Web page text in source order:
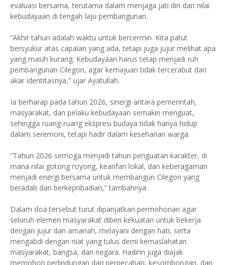
evaluasi bersama, terutama dalam menjaga jati diri dan nilai
kebudayaan di tengah laju pembangunan.
“Akhir tahun adalah waktu untuk bercermin. Kita patut
bersyukur atas capaian yang ada, tetapi juga jujur melihat apa
yang masih kurang. Kebudayaan harus tetap menjadi ruh
pembangunan Cilegon, agar kemajuan tidak tercerabut dari
akar identitasnya,” ujar Ayatullah.
Ia berharap pada tahun 2026, sinergi antara pemerintah,
masyarakat, dan pelaku kebudayaan semakin menguat,
sehingga ruang-ruang ekspresi budaya tidak hanya hidup
dalam seremoni, tetapi hadir dalam keseharian warga.
“Tahun 2026 semoga menjadi tahun penguatan karakter, di
mana nilai gotong royong, kearifan lokal, dan keberagaman
menjadi energi bersama untuk membangun Cilegon yang
beradab dan berkepribadian,” tambahnya.
Dalam doa tersebut turut dipanjatkan permohonan agar
seluruh elemen masyarakat diberi kekuatan untuk bekerja
dengan jujur dan amanah, melayani dengan hati, serta
mengabdi dengan niat yang tulus demi kemaslahatan
masyarakat, bangsa, dan negara. Hadirin juga diajak
memohon perlindungan dari perpecahan, kesombongan, dan